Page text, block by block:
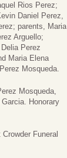
Rios Perez;
Daniel Perez,
parents, Maria
Arguello;
Perez
Maria Elena
Mosqueda.
Mosqueda,
Honorary
Funeral